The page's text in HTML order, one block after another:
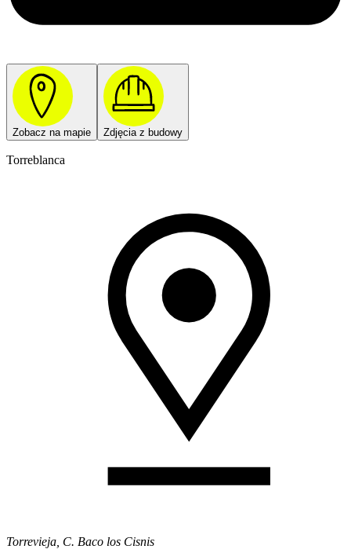
Zobacz na mapie Zdjęcia z budowy
Torreblanca
Torrevieja, C. Baco los Cisnis